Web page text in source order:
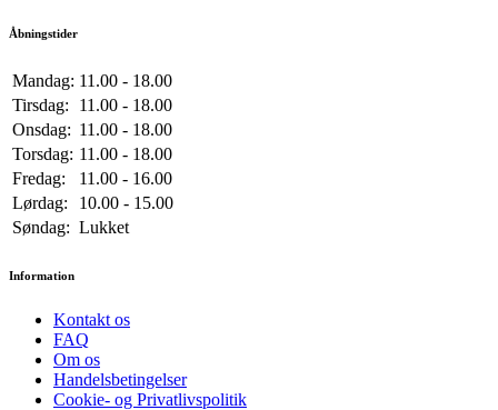
Åbningstider
Mandag: 11.00 - 18.00
Tirsdag:
11.00 - 18.00
Onsdag: 11.00 - 18.00
Torsdag: 11.00 - 18.00
Fredag:
11.00 - 16.00
Lørdag:
10.00 - 15.00
Søndag: Lukket
Information
Kontakt os
FAQ
Om os
Handelsbetingelser
Cookie- og Privatlivspolitik